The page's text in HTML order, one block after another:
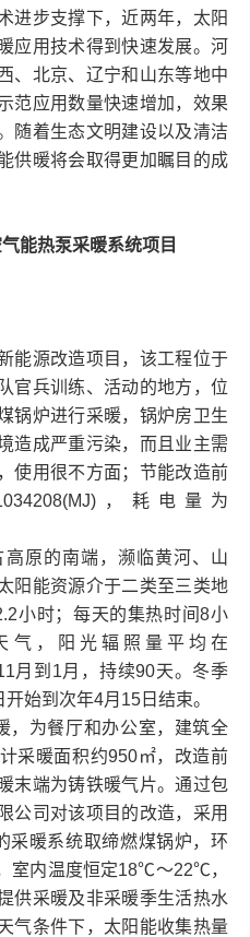
进步支撑下，近两年，太阳
应用技术得到快速发展。河
、北京、辽宁和山东等地中
范应用数量快速增加，效果
随着生态文明建设以及清洁
供暖将会取得更加瞩目的成
能热泵采暖系统项目
能源改造项目，该工程位于
官兵训练、活动的地方，位
锅炉进行采暖，锅炉房卫生
造成严重污染，而且业主需
使用很不方面；节能改造前
，耗电量为
原的南端，濒临黄河、山
阳能资源介于二类至三类地
小时；每天的集热时间8小
气，阳光辐照量平均在
月到1月，持续90天。冬季
始到次年4月15日结束。
，为餐厅和办公室，建筑全
采暖面积约950㎡，改造前
末端为铸铁暖气片。通过包
公司对该项目的改造，采用
采暖系统取缔燃煤锅炉，环
室内温度恒定18℃～22℃，
供采暖及非采暖季生活热水
气条件下，太阳能收集热量